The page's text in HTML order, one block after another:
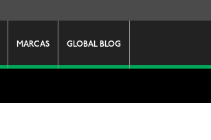
MARCAS GLOBAL BLOG